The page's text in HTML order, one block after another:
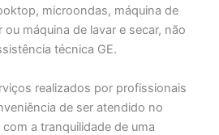
microondas, máquina de
ou máquina de lavar e secar, não
técnica GE.
realizados por profissionais
de ser atendido no
a tranquilidade de uma